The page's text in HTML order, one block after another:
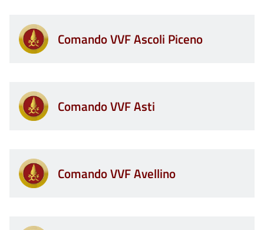
Comando VVF Ascoli Piceno
Comando VVF Asti
Comando VVF Avellino